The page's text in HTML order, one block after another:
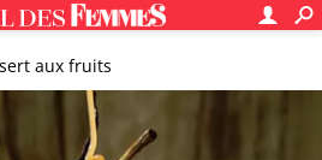
aux fruits